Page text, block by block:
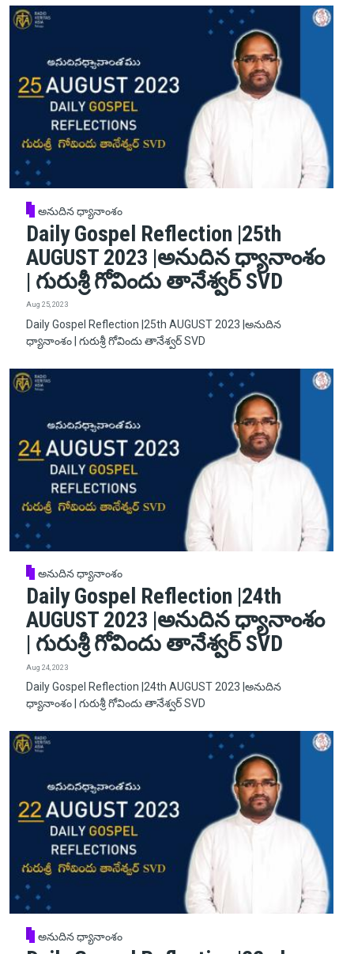
అనుదిన ధ్యానాంశం
Daily Gospel Reflection |25th
AUGUST 2023 |అనుదిన ధ్యానాంశం
| గురుశ్రీ గోవిందు తానేశ్వర్ SVD
Aug 25, 2023
Daily Gospel Reflection |25th AUGUST 2023 |అనుదిన
ధ్యానాంశం | గురుశ్రీ గోవిందు తానేశ్వర్ SVD
అనుదిన ధ్యానాంశం
Daily Gospel Reflection |24th
AUGUST 2023 |అనుదిన ధ్యానాంశం
| గురుశ్రీ గోవిందు తానేశ్వర్ SVD
Aug 24, 2023
Daily Gospel Reflection |24th AUGUST 2023 |అనుదిన
ధ్యానాంశం | గురుశ్రీ గోవిందు తానేశ్వర్ SVD
అనుదిన ధ్యానాంశం